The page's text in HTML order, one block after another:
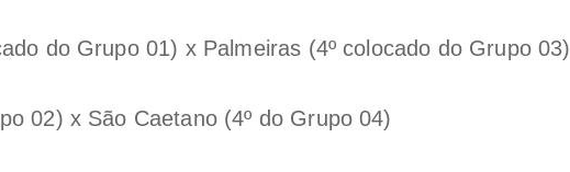
do Grupo 01) x Palmeiras (4º colocado do Grupo 03)
02) x São Caetano (4º do Grupo 04)